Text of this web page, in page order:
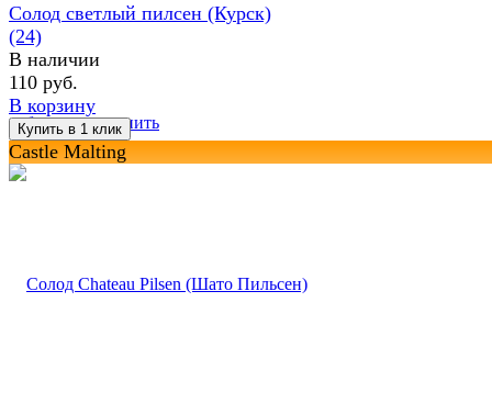
избранное сравнить
Солод светлый пилсен (Курск)
(24)
В наличии
110 руб.
В корзину
Castle Malting